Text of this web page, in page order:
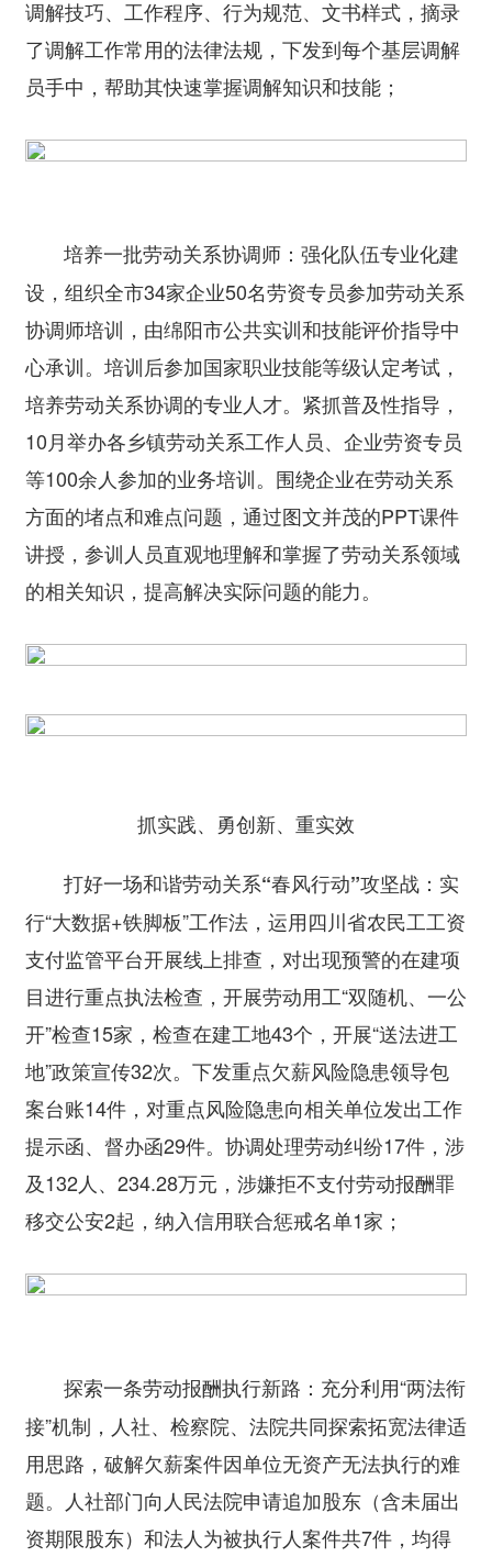
调解技巧、工作程序、行为规范、文书样式，摘录
了调解工作常用的法律法规，下发到每个基层调解
员手中，帮助其快速掌握调解知识和技能；
培养一批劳动关系协调师： 强化队伍专业化建
设，组织全市34家企业50名劳资专员参加劳动关系
协调师培训，由绵阳市公共实训和技能评价指导中
心承训。培训后参加国家职业技能等级认定考试，
培养劳动关系协调的专业人才。紧抓普及性指导，
10月举办各乡镇劳动关系工作人员、企业劳资专员
等100余人参加的业务培训。围绕企业在劳动关系
方面的堵点和难点问题，通过图文并茂的PPT课件
讲授，参训人员直观地理解和掌握了劳动关系领域
的相关知识，提高解决实际问题的能力。
抓实践、勇创新、重实效
打好一场和谐劳动关系“春风行动”攻坚战： 实
行“大数据+铁脚板”工作法，运用四川省农民工工资
支付监管平台开展线上排查，对出现预警的在建项
目进行重点执法检查，开展劳动用工“双随机、一公
开”检查15家，检查在建工地43个，开展“送法进工
地”政策宣传32次。下发重点欠薪风险隐患领导包
案台账14件，对重点风险隐患向相关单位发出工作
提示函、督办函29件。协调处理劳动纠纷17件，涉
及132人、234.28万元，涉嫌拒不支付劳动报酬罪
移交公安2起，纳入信用联合惩戒名单1家；
探索一条劳动报酬执行新路： 充分利用“两法衔
接”机制，人社、检察院、法院共同探索拓宽法律适
用思路，破解欠薪案件因单位无资产无法执行的难
题。人社部门向人民法院申请追加股东（含未届出
资期限股东）和法人为被执行人案件共7件，均得